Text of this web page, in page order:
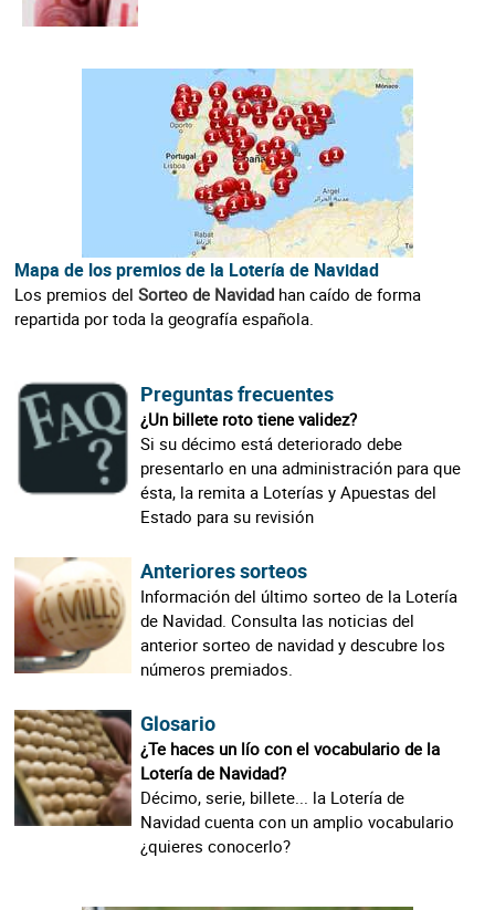
Mapa de los premios de la Lotería de Navidad
Los premios delSorteo de Navidad han caído de forma
repartida por toda la geografía española.
Preguntas frecuentes
¿Un billete roto tiene validez?
Si su décimo está deteriorado debe
presentarlo en una administración para que
ésta, la remita a Loterías y Apuestas del
Estado para su revisión
Anteriores sorteos
Información del último sorteo de la Lotería
de Navidad. Consulta las noticias del
anterior sorteo de navidad y descubre los
números premiados.
Glosario
¿Te haces un lío con el vocabulario de la
Lotería de Navidad?
Décimo, serie, billete... la Lotería de
Navidad cuenta con un amplio vocabulario
¿quieres conocerlo?